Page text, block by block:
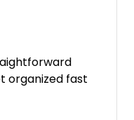
organized fast